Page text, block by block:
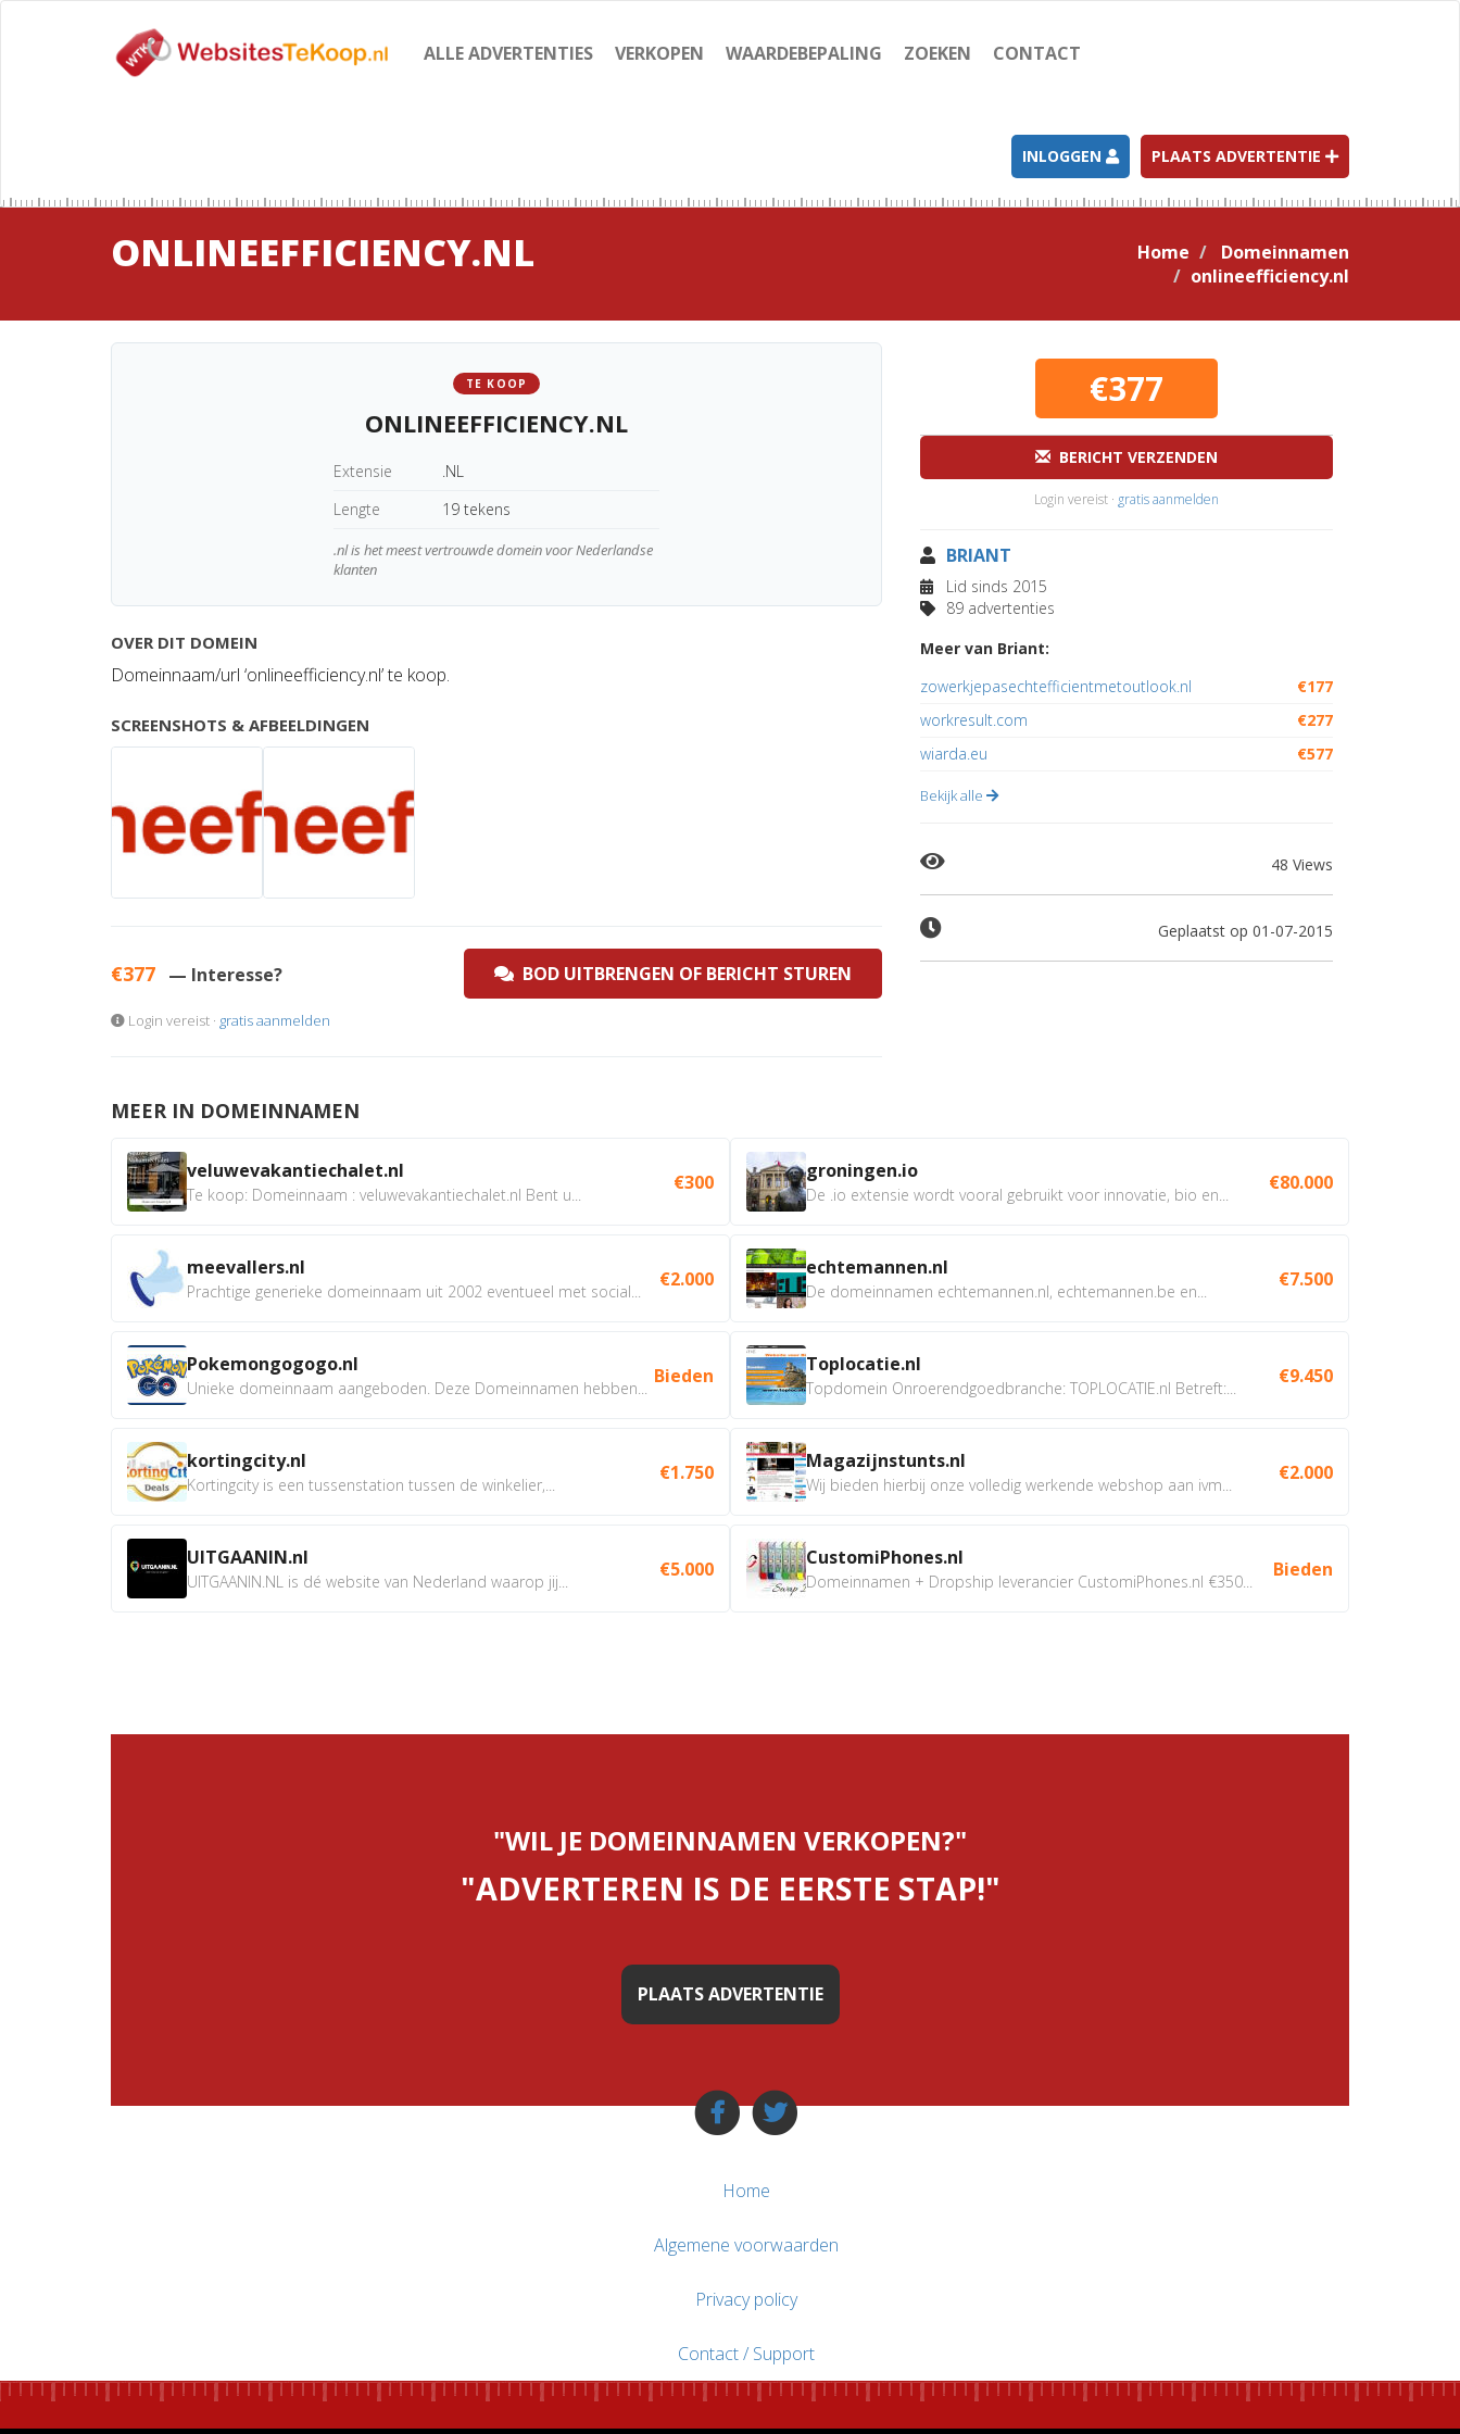
ALLE ADVERTENTIES VERKOPEN WAARDEBEPALING ZOEKEN CONTACT
INLOGGEN PLAATS ADVERTENTIE
ONLINEEFFICIENCY.NL Home
Domeinnamen
onlineefficiency.nl
TE KOOP
ONLINEEFFICIENCY.NL
Extensie
.NL
Lengte
19 tekens
.nl is het meest vertrouwde domein voor Nederlandse
klanten
OVER DIT DOMEIN
Domeinnaam/url ‘onlineefficiency.nl’ te koop.
SCREENSHOTS & AFBEELDINGEN
€377 — Interesse? BOD UITBRENGEN OF BERICHT STUREN
Login vereist · gratis aanmelden
€377
BERICHT VERZENDEN
Login vereist · gratis aanmelden
BRIANT
Lid sinds 2015
89 advertenties
Meer van Briant:
zowerkjepasechtefficientmetoutlook.nl
€177
workresult.com
€277
wiarda.eu
€577
Bekijk alle
48 Views
Geplaatst op 01-07-2015
MEER IN DOMEINNAMEN
veluwevakantiechalet.nl
Te koop: Domeinnaam : veluwevakantiechalet.nl Bent u...
€300
meevallers.nl
Prachtige generieke domeinnaam uit 2002 eventueel met social...
€2.000
Pokemongogogo.nl
Unieke domeinnaam aangeboden. Deze Domeinnamen hebben...
Bieden
kortingcity.nl
Kortingcity is een tussenstation tussen de winkelier,...
€1.750
UITGAANIN.nl
UITGAANIN.NL is dé website van Nederland waarop jij...
€5.000
groningen.io
De .io extensie wordt vooral gebruikt voor innovatie, bio en...
€80.000
echtemannen.nl
De domeinnamen echtemannen.nl, echtemannen.be en...
€7.500
Toplocatie.nl
Topdomein Onroerendgoedbranche: TOPLOCATIE.nl Betreft:...
€9.450
Magazijnstunts.nl
Wij bieden hierbij onze volledig werkende webshop aan ivm...
€2.000
CustomiPhones.nl
Domeinnamen + Dropship leverancier CustomiPhones.nl €350...
Bieden
"WIL JE DOMEINNAMEN VERKOPEN?"
"ADVERTEREN IS DE EERSTE STAP!"
PLAATS ADVERTENTIE
Home
Algemene voorwaarden
Privacy policy
Contact / Support